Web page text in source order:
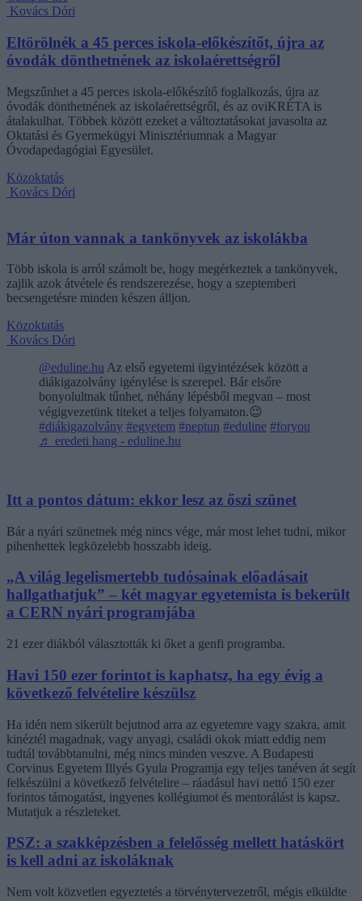
Kovács Dóri
Eltörölnék a 45 perces iskola-előkészítőt, újra az
óvodák dönthetnének az iskolaérettségről
Megszűnhet a 45 perces iskola-előkészítő foglalkozás, újra az
óvodák dönthetnének az iskolaérettségről, és az oviKRÉTA is
átalakulhat. Többek között ezeket a változtatásokat javasolta az
Oktatási és Gyermekügyi Minisztériumnak a Magyar
Óvodapedagógiai Egyesület.
Közoktatás
Kovács Dóri
Már úton vannak a tankönyvek az iskolákba
Több iskola is arról számolt be, hogy megérkeztek a tankönyvek,
zajlik azok átvétele és rendszerezése, hogy a szeptemberi
becsengetésre minden készen álljon.
Közoktatás
Kovács Dóri
@eduline.hu Az első egyetemi ügyintézések között a
diákigazolvány igénylése is szerepel. Bár elsőre
bonyolultnak tűnhet, néhány lépésből megvan – most
végigvezetünk titeket a teljes folyamaton.😉
#diákigazolvány #egyetem #neptun #eduline #foryou
♬ eredeti hang - eduline.hu
Itt a pontos dátum: ekkor lesz az őszi szünet
Bár a nyári szünetnek még nincs vége, már most lehet tudni, mikor
pihenhettek legközelebb hosszabb ideig.
„A világ legelismertebb tudósainak előadásait
hallgathatjuk” – két magyar egyetemista is bekerült
a CERN nyári programjába
21 ezer diákból választották ki őket a genfi programba.
Havi 150 ezer forintot is kaphatsz, ha egy évig a
következő felvételire készülsz
Ha idén nem sikerült bejutnod arra az egyetemre vagy szakra, amit
kinéztél magadnak, vagy anyagi, családi okok miatt eddig nem
tudtál továbbtanulni, még nincs minden veszve. A Budapesti
Corvinus Egyetem Illyés Gyula Programja egy teljes tanéven át segít
felkészülni a következő felvételire – ráadásul havi nettó 150 ezer
forintos támogatást, ingyenes kollégiumot és mentorálást is kapsz.
Mutatjuk a részleteket.
PSZ: a szakképzésben a felelősség mellett hatáskört
is kell adni az iskoláknak
Nem volt közvetlen egyeztetés a törvénytervezetről, mégis elküldte